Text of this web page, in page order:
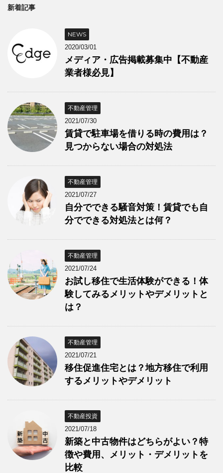
新着記事
NEWS
2020/03/01
メディア・広告掲載募集中【不動産
業者様必見】
不動産管理
2021/07/30
賃貸で駐車場を借りる時の費用は？
見つからない場合の対処法
不動産管理
2021/07/27
自分でできる騒音対策！賃貸でも自
分でできる対処法とは何？
不動産管理
2021/07/24
お試し移住で生活体験ができる！体
験してみるメリットやデメリットと
は？
不動産管理
2021/07/21
移住促進住宅とは？地方移住で利用
するメリットやデメリット
不動産投資
2021/07/18
新築と中古物件はどちらがよい？特
徴や費用、メリット・デメリットを
比較